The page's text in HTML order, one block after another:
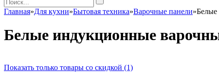
Главная»Для кухни»Бытовая техника»Варочные панели»Белые
Белые индукционные
Показать только товары со скидкой (1)